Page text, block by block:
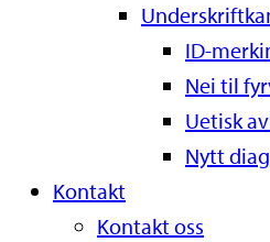
ID-
Nei til
Uetisk
Nytt
Kontakt
Kontakt oss